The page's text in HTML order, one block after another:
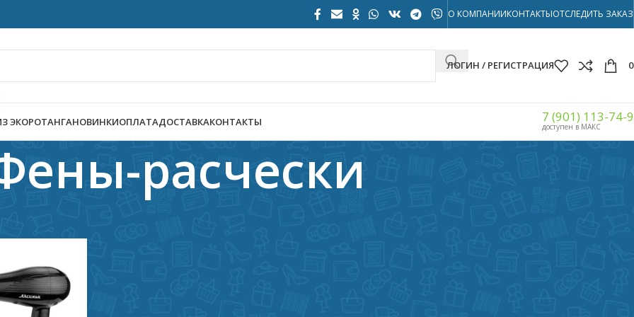
О КОМПАНИИКОНТАКТЫОТСЛЕДИТЬ ЗАКАЗ
ЛОГИН / РЕГИСТРАЦИЯ
ЭКОРОТАНГАНОВИНКИОПЛАТАДОСТАВКАКОНТАКТЫ 7 (901) 113-74-
доступен в МАКС
расчески